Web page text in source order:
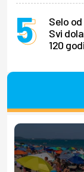
Selo
Svi
120